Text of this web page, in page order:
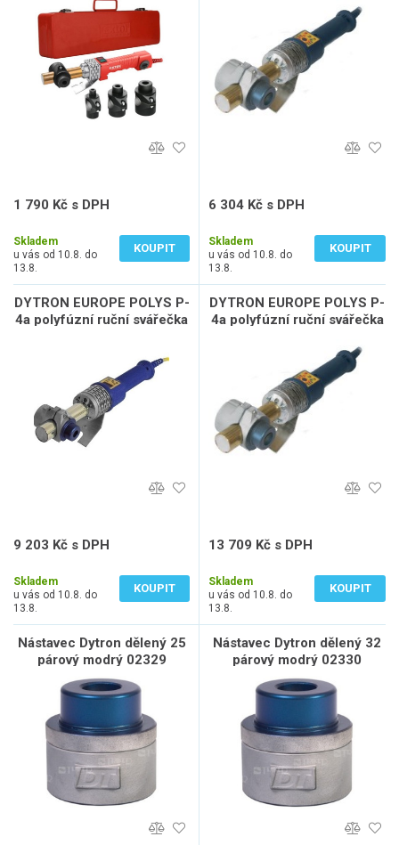
trnová, kufr
1 790 Kč s DPH
Skladem
u vás od 10.8. do
13.8.
KOUPIT
6 304 Kč s DPH
Skladem
u vás od 10.8. do
13.8.
KOUPIT
DYTRON EUROPE POLYS P-
4a polyfúzní ruční svářečka
nástavce 20-25-32 mm,
9 203 Kč s DPH
Skladem
u vás od 10.8. do
13.8.
KOUPIT
DYTRON EUROPE POLYS P-
4a polyfúzní ruční svářečka
nástavce 16-20-25-32-40-
50-63 mm, kufr
13 709 Kč s DPH
Skladem
u vás od 10.8. do
13.8.
KOUPIT
Nástavec Dytron dělený 25
párový modrý 02329
Nástavec Dytron dělený 32
párový modrý 02330